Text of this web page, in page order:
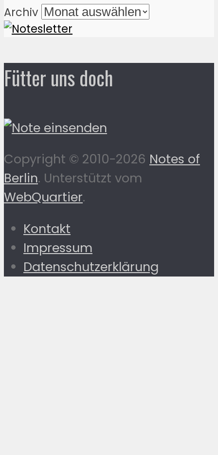
Archiv
Fütter uns doch
Copyright © 2010-2026 Notes of
Berlin. Unterstützt vom
WebQuartier.
Kontakt
Impressum
Datenschutzerklärung